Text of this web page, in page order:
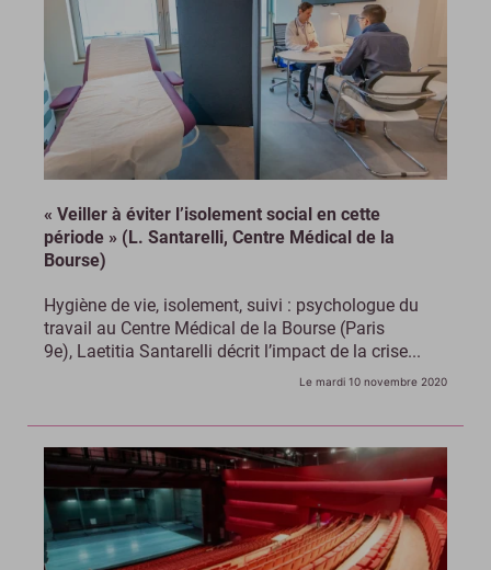
« Veiller à éviter l’isolement social en cette
période » (L. Santarelli, Centre Médical de la
Bourse)
Hygiène de vie, isolement, suivi : psychologue du
travail au Centre Médical de la Bourse (Paris
9e), Laetitia Santarelli décrit l’impact de la crise...
Le mardi 10 novembre 2020